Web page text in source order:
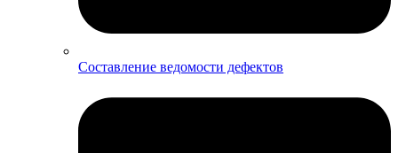
Составление ведомости дефектов